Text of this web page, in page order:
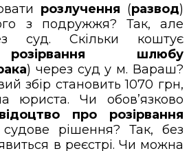
розлучення (развод)
з подружжя? Так, але
суд. Скільки коштує
розірвання шлюбу
) через суд у м. Вараш?
збір становить 1070 грн,
юриста. Чи обов’язково
про розірвання
рішення? Так, без
в реєстрі. Чи можна